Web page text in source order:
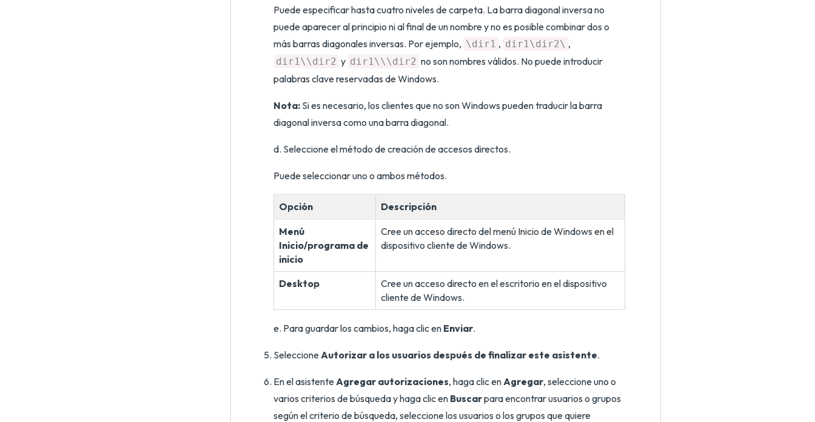
Puede especificar hasta cuatro niveles de carpeta. La barra diagonal inversa no
puede aparecer al principio ni al final de un nombre y no es posible combinar dos o
más barras diagonales inversas. Por ejemplo, \dir1 , dir1\dir2\ ,
dir1\\dir2 y dir1\\\dir2 no son nombres válidos. No puede introducir
palabras clave reservadas de Windows.
Nota: Si es necesario, los clientes que no son Windows pueden traducir la barra
diagonal inversa como una barra diagonal.
d. Seleccione el método de creación de accesos directos.
Puede seleccionar uno o ambos métodos.
Opción Descripción
Menú
Inicio/programa de
inicio
Cree un acceso directo del menú Inicio de Windows en el
dispositivo cliente de Windows.
Desktop
Cree un acceso directo en el escritorio en el dispositivo
cliente de Windows.
e. Para guardar los cambios, haga clic en Enviar.
SeleccioneAutorizar a los usuarios después de finalizar este asistente.
En el asistenteAgregar autorizaciones, haga clic enAgregar, seleccione uno o
varios criterios de búsqueda y haga clic en Buscarpara encontrar usuarios o grupos
según el criterio de búsqueda, seleccione los usuarios o los grupos que quiere